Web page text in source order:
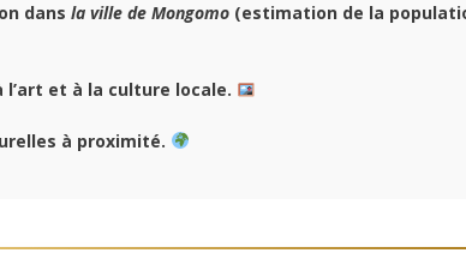
dans la ville de Mongomo (estimation de la
l’art et à la culture locale.
à proximité.